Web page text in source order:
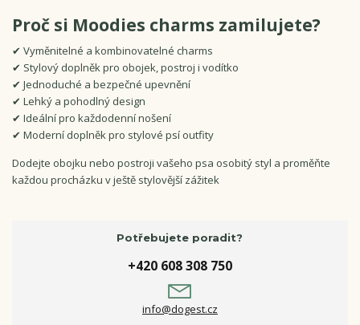
Proč si Moodies charms zamilujete?
✔ Vyměnitelné a kombinovatelné charms
✔ Stylový doplněk pro obojek, postroj i vodítko
✔ Jednoduché a bezpečné upevnění
✔ Lehký a pohodlný design
✔ Ideální pro každodenní nošení
✔ Moderní doplněk pro stylové psí outfity
Dodejte obojku nebo postroji vašeho psa osobitý styl a proměňte
každou procházku v ještě stylovější zážitek
Potřebujete poradit?
+420 608 308 750
info@dogest.cz